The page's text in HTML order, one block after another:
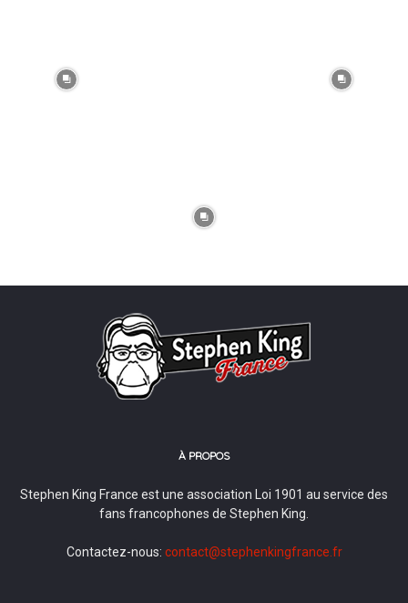
À PROPOS
Stephen King France est une association Loi 1901 au service des
fans francophones de Stephen King.
Contactez-nous: contact@stephenkingfrance.fr